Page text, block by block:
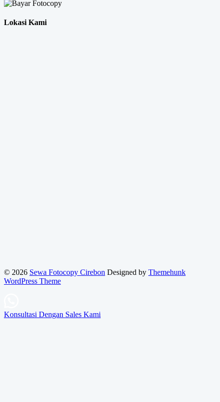
Lokasi Kami
© 2026 Sewa Fotocopy Cirebon Designed by Themehunk
WordPress Theme
Konsultasi Dengan Sales Kami